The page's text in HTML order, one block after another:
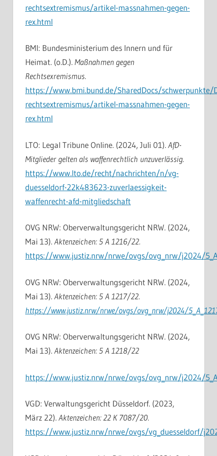
rechtsextremismus/artikel-massnahmen-gegen-
rex.html
BMI: Bundesministerium des Innern und für
Heimat. (o.D.).Maßnahmen gegen
Rechtsexremismus.
https://www.bmi.bund.de/SharedDocs/schwerpunkte/
rechtsextremismus/artikel-massnahmen-gegen-
rex.html
LTO: Legal Tribune Online. (2024, Juli 01).AfD-
Mitglieder gelten als waffenrechtlich unzuverlässig.
https://www.lto.de/recht/nachrichten/n/vg-
duesseldorf-22k483623-zuverlaessigkeit-
waffenrecht-afd-mitgliedschaft
OVG NRW: Oberverwaltungsgericht NRW. (2024,
Mai 13).Aktenzeichen: 5 A 1216/22.
https://www.justiz.nrw/nrwe/ovgs/ovg_nrw/j2024/
OVG NRW: Oberverwaltungsgericht NRW. (2024,
Mai 13).Aktenzeichen: 5 A 1217/22.
https://www.justiz.nrw/nrwe/ovgs/ovg_nrw/j2024/
OVG NRW: Oberverwaltungsgericht NRW. (2024,
Mai 13).Aktenzeichen: 5 A 1218/22
https://www.justiz.nrw/nrwe/ovgs/ovg_nrw/j2024/
VGD: Verwaltungsgericht Düsseldorf. (2023,
März 22).Aktenzeichen: 22 K 7087/20.
https://www.justiz.nrw/nrwe/ovgs/vg_duesseldorf/